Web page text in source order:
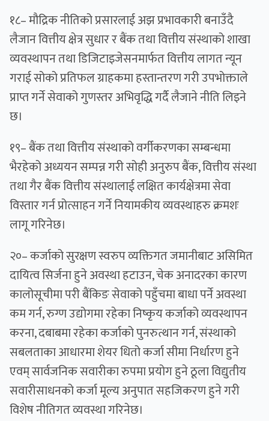
१८– मौद्रिक नीतिको प्रसारलाई अझ प्रभावकारी बनाउँदै
लैजान वित्तीय क्षेत्र सुधार र बैंक तथा वित्तीय संस्थाको शाखा
व्यवस्थापन तथा डिजिटाइजेसनमार्फत वित्तीय लागत न्यून
गराई सोको प्रतिफल ग्राहकमा हस्तान्तरण गरी उपभोक्ताले
प्राप्त गर्ने सेवाको गुणस्तर अभिवृद्धि गर्दै लैजाने नीति लिइने
छ।
१९– बैंक तथा वित्तीय संस्थाको वर्गीकरणका सम्बन्धमा
भैरहेको अध्ययन सम्पन्न गरी सोही अनुरुप बैंक, वित्तीय संस्था
तथा गैर बैंक वित्तीय संस्थालाई लक्षित कार्यक्षेत्रमा सेवा
विस्तार गर्न प्रोत्साहन गर्ने नियामकीय व्यवस्थाहरु क्रमशः
लागू गरिनेछ।
२०– कर्जाको सुरक्षण स्वरुप व्यक्तिगत जमानीबाट असिमित
दायित्व सिर्जना हुने अवस्था हटाउन, चेक अनादरका कारण
कालोसूचीमा परी बैंकिङ सेवाको पहुँचमा बाधा पर्ने अवस्था
कम गर्न, रुग्ण उद्योगमा रहेका निष्कृय कर्जाको व्यवस्थापन
करना, दबाबमा रहेका कर्जाको पुनरुत्थान गर्न, संस्थाको
सबलताका आधारमा शेयर धितो कर्जा सीमा निर्धारण हुने
एवम् सार्वजनिक सवारीका रुपमा प्रयोग हुने ठूला विद्युतीय
सवारीसाधनको कर्जा मूल्य अनुपात सहजिकरण हुने गरी
विशेष नीतिगत व्यवस्था गरिनेछ।